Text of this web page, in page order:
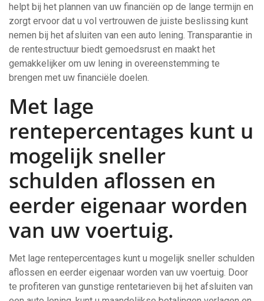
helpt bij het plannen van uw financiën op de lange termijn en
zorgt ervoor dat u vol vertrouwen de juiste beslissing kunt
nemen bij het afsluiten van een auto lening. Transparantie in
de rentestructuur biedt gemoedsrust en maakt het
gemakkelijker om uw lening in overeenstemming te
brengen met uw financiële doelen.
Met lage
rentepercentages kunt u
mogelijk sneller
schulden aflossen en
eerder eigenaar worden
van uw voertuig.
Met lage rentepercentages kunt u mogelijk sneller schulden
aflossen en eerder eigenaar worden van uw voertuig. Door
te profiteren van gunstige rentetarieven bij het afsluiten van